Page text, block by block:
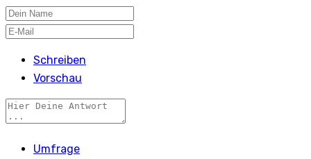
Schreiben
Vorschau
Umfrage